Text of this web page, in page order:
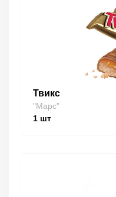
Твикс
"Марс"
1 шт